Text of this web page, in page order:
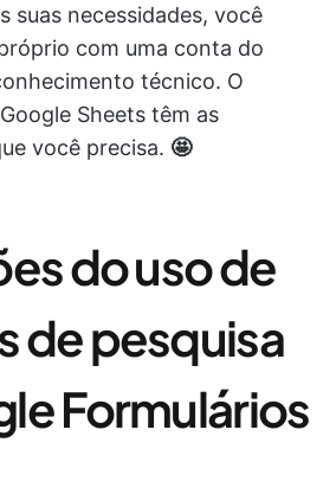
suas necessidades, você
com uma conta do
técnico. O
Sheets têm as
você precisa. 🤩
do uso de
de pesquisa
Formulários